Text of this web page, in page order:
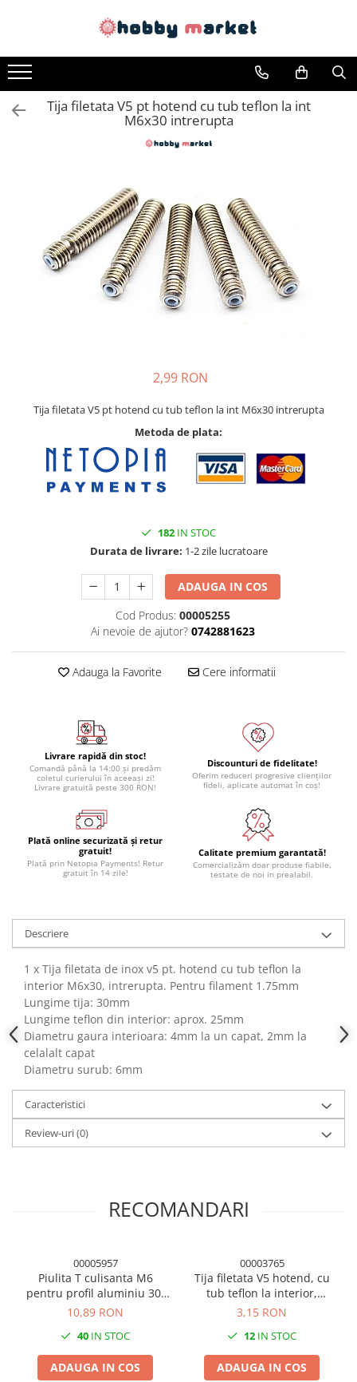
PET-G
PLA SILK
PA12
Piese si componente imprimante
Piese electrice si electronice
Duze
Extrudere si accesorii
Rulmenti
Acumulatori, BMS si accesorii
Acumulatori
Module balansare
Incarcare, descarcare si afisare
Arduino si ESP32
Module atasabile Arduino
Module Wireless
Senzori Arduino
pentru Arduino
Relee
Termostate
Motoare si variatoare
Motoare
Variatoare turatie motoare
Surse de alimentare
Alimentatoare AC-DC
Convertoare DC-DC
Invertoare DC-AC
Scule si aparate de masura
Aparate de masura si testare
Cabluri, conectori si izolatie
de lucru
Cabluri si conectori
Cabluri si adaptoare
terminale
Tija filetata V5 pt hotend cu tub teflon la int
M6x30 intrerupta
2,99 RON
Tija filetata V5 pt hotend cu tub teflon la int M6x30 intrerupta
Metoda de plata:
182 IN STOC
Durata de livrare: 1-2 zile lucratoare
ADAUGA IN COS
Cod Produs: 00005255
Ai nevoie de ajutor? 0742881623
Adauga la Favorite Cere informatii
Livrare rapidă din stoc!
Comandă până la 14:00 și predăm
coletul curierului în aceeași zi!
Livrare gratuită peste 300 RON!
Discounturi de fidelitate!
Oferim reduceri progresive clienților
fideli, aplicate automat în coș!
Plată online securizată și retur
gratuit!
Plată prin Netopia Payments! Retur
gratuit în 14 zile!
Calitate premium garantată!
Comercializăm doar produse fiabile,
testate de noi in prealabil.
Descriere
1 x Tija filetata de inox v5 pt. hotend cu tub teflon la
interior M6x30, intrerupta. Pentru filament 1.75mm
Lungime tija: 30mm
Lungime teflon din interior: aprox. 25mm
Diametru gaura interioara: 4mm la un capat, 2mm la
celalalt capat
Diametru surub: 6mm
Caracteristici
Review-uri(0)
RECOMANDARI
00005957
Piulita T culisanta M6
pentru profil aluminiu 30,
canal 6mm (set 5 buc.)
10,89 RON
40 IN STOC
ADAUGA IN COS
00003765
Tija filetata V5 hotend, cu
tub teflon la interior,
M6x30, imprimanta 3D
3,15 RON
12 IN STOC
ADAUGA IN COS